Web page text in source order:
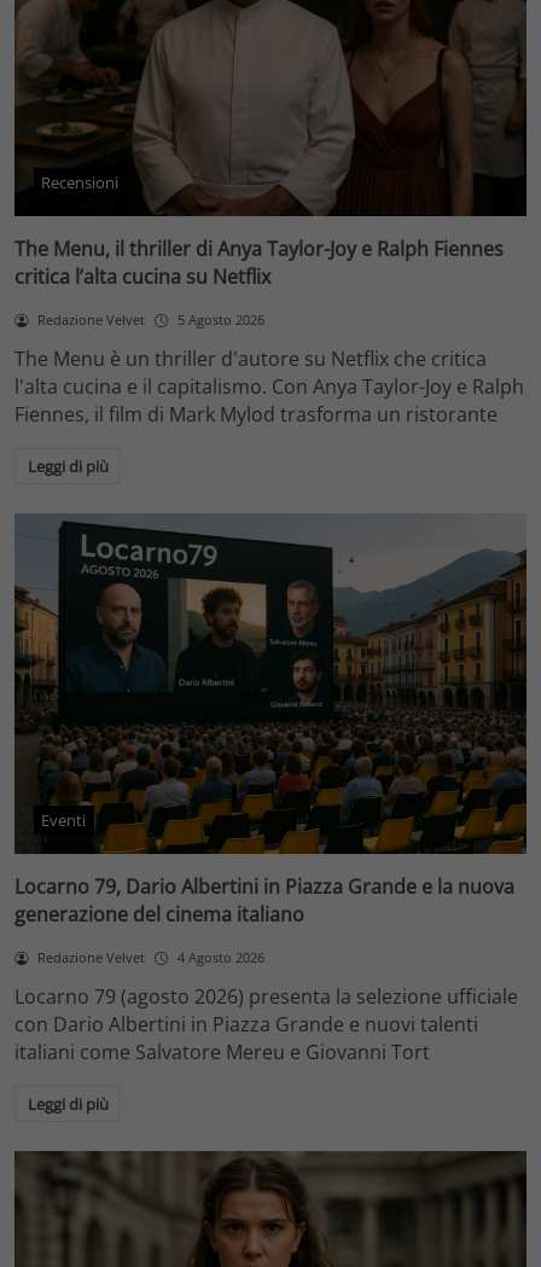
Recensioni
The Menu, il thriller di Anya Taylor-Joy e Ralph Fiennes
critica l’alta cucina su Netflix
Redazione Velvet 5 Agosto 2026
The Menu è un thriller d'autore su Netflix che critica
l'alta cucina e il capitalismo. Con Anya Taylor-Joy e Ralph
Fiennes, il film di Mark Mylod trasforma un ristorante
Leggi di più
Eventi
Locarno 79, Dario Albertini in Piazza Grande e la nuova
generazione del cinema italiano
Redazione Velvet 4 Agosto 2026
Locarno 79 (agosto 2026) presenta la selezione ufficiale
con Dario Albertini in Piazza Grande e nuovi talenti
italiani come Salvatore Mereu e Giovanni Tort
Leggi di più